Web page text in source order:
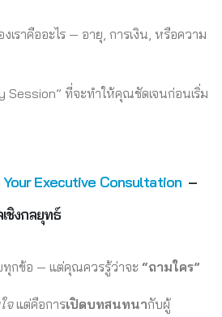
เราคืออะไร — อายุ, การเงิน, หรือความ
ที่จะทำให้คุณชัดเจนก่อนเริ่ม
Executive Consultation –
ชิงกลยุทธ์
กข้อ — แต่คุณควรรู้ว่าจะ “ถามใคร”
จแต่คือการเปิดบทสนทนากับผู้